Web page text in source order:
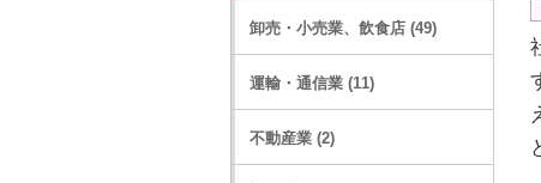
卸売・小売業、飲食店 (49)
運輸・通信業 (11)
不動産業 (2)